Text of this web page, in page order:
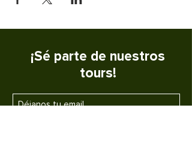
¡Sé parte de nuestros
tours!